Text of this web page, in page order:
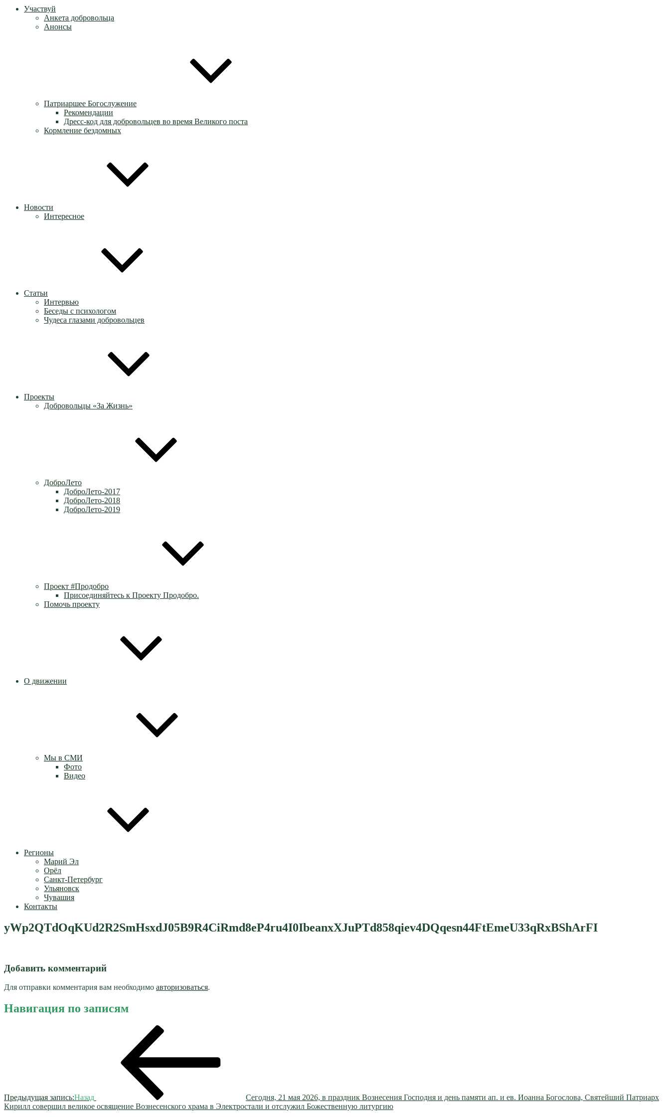
Участвуй
Анкета добровольца
Анонсы
Патриаршее Богослужение
Рекомендации
Дресс-код для добровольцев во время Великого поста
Кормление бездомных
Новости
Интересное
Статьи
Интервью
Беседы с психологом
Чудеса глазами добровольцев
Проекты
Добровольцы «За Жизнь»
ДоброЛето
ДоброЛето-2017
ДоброЛето-2018
ДоброЛето-2019
Проект #Продобро
Присоединяйтесь к Проекту Продобро.
Помочь проекту
О движении
Мы в СМИ
Фото
Видео
Регионы
Марий Эл
Орёл
Санкт-Петербург
Ульяновск
Чувашия
Контакты
yWp2QTdOqKUd2R2SmHsxdJ05B9R4CiRmd8eP4ru4I0IbeanxXJuPTd858qiev4DQqesn44FtEmeU33qRxBShArFI
Добавить комментарий
Для отправки комментария вам необходимо авторизоваться.
Навигация по записям
Предыдущая запись:Назад
Сегодня, 21 мая 2026, в праздник Вознесения Господня и день памяти ап. и ев. Иоанна Богослова, Святейший Патриарх
Кирилл совершил великое освящение Вознесенского храма в Электростали и отслужил Божественную литургию